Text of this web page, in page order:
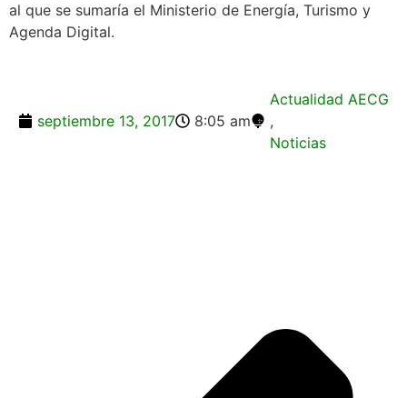
al que se sumaría el Ministerio de Energía, Turismo y
Agenda Digital.
septiembre 13, 2017 8:05 am
Actualidad AECG
,
Noticias